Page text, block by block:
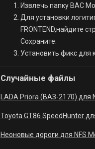
Извлечь папку BAC
Для установки
FRONTEND,найдите
Сохраните.
Установить фикс для
Случайные файлы
LADA Priora (ВАЗ-2170) для
Toyota GT86 SpeedHunter
Неоновые дороги для NFS